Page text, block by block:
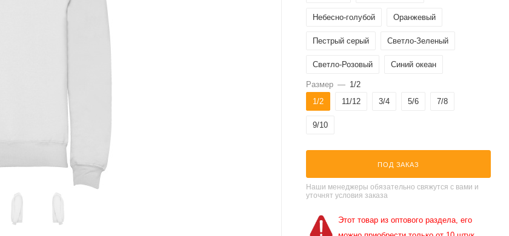
Небесно-голубой Оранжевый
Пестрый серый Светло-Зеленый
Светло-Розовый Синий океан
Темно-Розовый
Ярко-зеленый
Размер — 1/2
1/2
11/12 3/4 5/6 7/8
9/10
ПОД ЗАКАЗ
Наши менеджеры обязательно свяжутся с вами и
уточнят условия заказа
Этот товар из оптового раздела, его